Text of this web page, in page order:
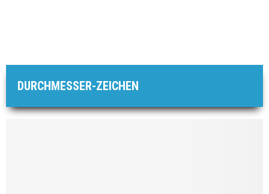
DURCHMESSER-ZEICHEN